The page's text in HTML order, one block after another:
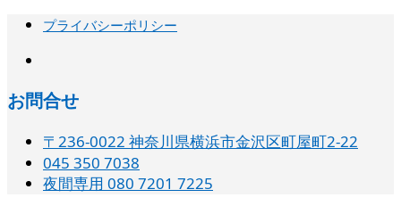
プライバシーポリシー
お問合せ
〒236-0022 神奈川県横浜市金沢区町屋町2-22
045 350 7038‬
夜間専用 080 7201 7225‬